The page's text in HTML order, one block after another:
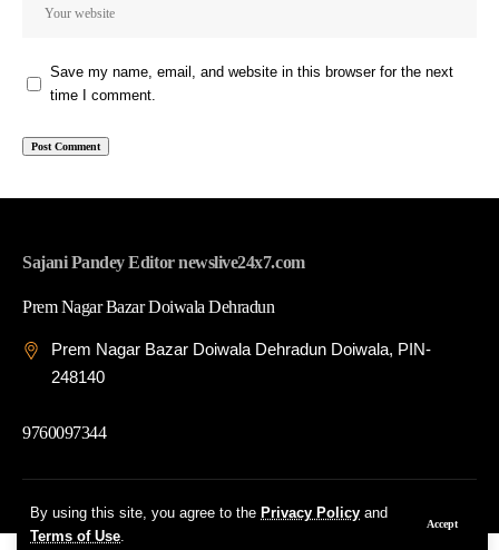
By using this site, you agree to the Privacy Policy and
Terms of Use.
Accept
Save my name, email, and website in this browser for the next
time I comment.
Sajani Pandey Editor newslive24x7.com
Prem Nagar Bazar Doiwala Dehradun
Prem Nagar Bazar Doiwala Dehradun Doiwala, PIN-
248140
9760097344
© 2026 News Live 24x7| Developed By: Tech Yard Labs